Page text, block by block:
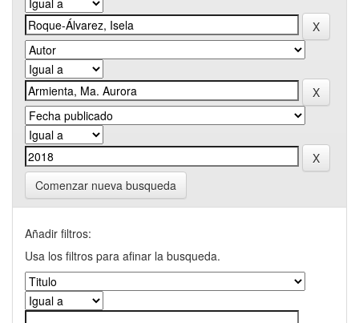
Comenzar nueva busqueda
Añadir filtros:
Usa los filtros para afinar la busqueda.